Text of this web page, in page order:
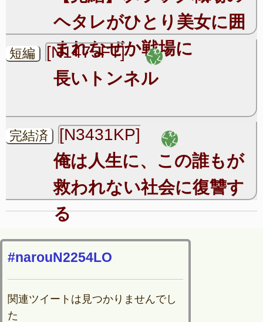
ヘタレがひとり美女に囲
まれなぜか戦場に
短編 [N1475FT]
長いトンネル
完結済 [N3431KP]
俺は人生に、この誰もが
救われない社会に復讐す
る
#narouN2254LO
関連ツイートは見つかりませんでし
た